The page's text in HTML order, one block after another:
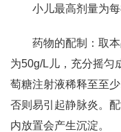
小儿最高剂量为
药物的配制：取
为50g/L儿，充分摇匀
萄糖注射液稀释至至
否则易引起静脉炎。
内放置会产生沉淀。